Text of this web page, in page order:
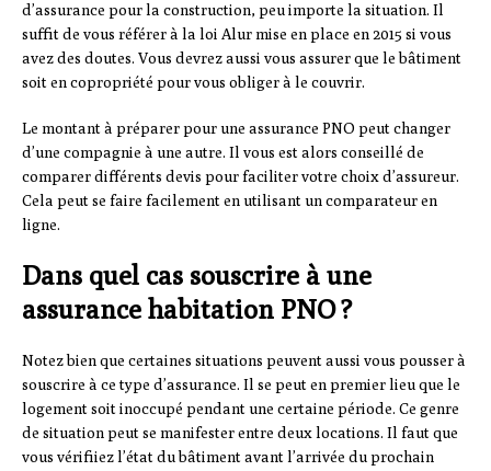
d’assurance pour la construction, peu importe la situation. Il
suffit de vous référer à la loi Alur mise en place en 2015 si vous
avez des doutes. Vous devrez aussi vous assurer que le bâtiment
soit en copropriété pour vous obliger à le couvrir.
Le montant à préparer pour une assurance PNO peut changer
d’une compagnie à une autre. Il vous est alors conseillé de
comparer différents devis pour faciliter votre choix d’assureur.
Cela peut se faire facilement en utilisant un comparateur en
ligne.
Dans quel cas souscrire à une
assurance habitation PNO ?
Notez bien que certaines situations peuvent aussi vous pousser à
souscrire à ce type d’assurance. Il se peut en premier lieu que le
logement soit inoccupé pendant une certaine période. Ce genre
de situation peut se manifester entre deux locations. Il faut que
vous vérifiiez l’état du bâtiment avant l’arrivée du prochain